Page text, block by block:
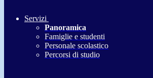
Servizi
Panoramica
Famiglie e studenti
Personale scolastico
Percorsi di studio